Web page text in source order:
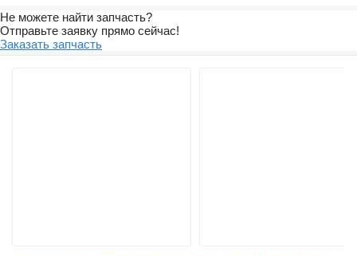
Не можете найти запчасть?
Отправьте заявку прямо сейчас!
Заказать запчасть